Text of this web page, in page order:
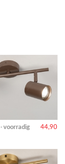
voorradig 44,90